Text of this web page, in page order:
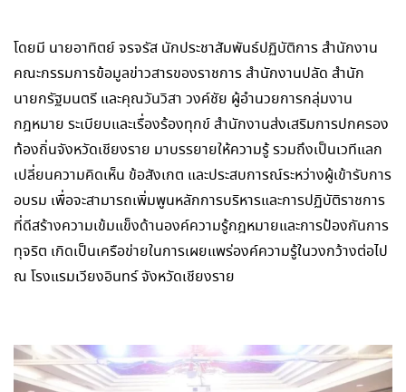
โดยมี นายอาทิตย์ จรจรัส นักประชาสัมพันธ์ปฏิบัติการ สำนักงาน
คณะกรรมการข้อมูลข่าวสารของราชการ สำนักงานปลัด สำนัก
นายกรัฐมนตรี และคุณวันวิสา วงค์ชัย ผู้อำนวยการกลุ่มงาน
กฎหมาย ระเบียบและเรื่องร้องทุกข์ สำนักงานส่งเสริมการปกครอง
ท้องถิ่นจังหวัดเชียงราย มาบรรยายให้ความรู้ รวมถึงเป็นเวทีแลก
เปลี่ยนความคิดเห็น ข้อสังเกต และประสบการณ์ระหว่างผู้เข้ารับการ
อบรม เพื่อจะสามารถเพิ่มพูนหลักการบริหารและการปฏิบัติราชการ
ที่ดีสร้างความเข้มแข็งด้านองค์ความรู้กฎหมายและการป้องกันการ
ทุจริต เกิดเป็นเครือข่ายในการเผยแพร่องค์ความรู้ในวงกว้างต่อไป
ณ โรงแรมเวียงอินทร์ จังหวัดเชียงราย